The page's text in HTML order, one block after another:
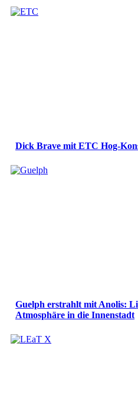
Dick Brave mit ETC Hog-
Guelph erstrahlt mit Anolis:
Atmosphäre in die Innenstadt